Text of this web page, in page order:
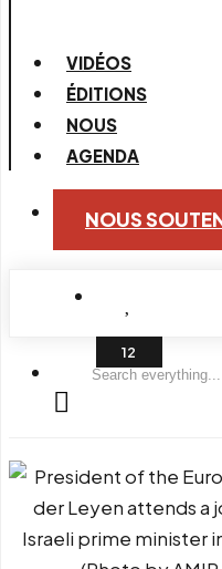
VIDÉOS
ÉDITIONS
NOUS
AGENDA
NOUS
Search